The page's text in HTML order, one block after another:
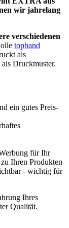
wir jahrelang
verschiedenen
topband
als
Druckmuster.
ein gutes Preis-
für Ihr
Ihren Produkten
- wichtig für
Ihres
Qualität.